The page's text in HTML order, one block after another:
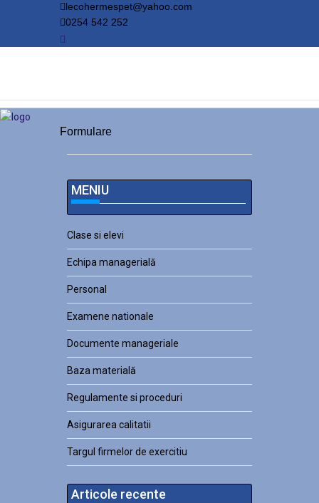
lecohermespet@yahoo.com
0254 542 252
Formulare
MENIU
Clase si elevi
Echipa managerială
Personal
Examene nationale
Documente manageriale
Baza materială
Regulamente si proceduri
Asigurarea calitatii
Targul firmelor de exercitiu
Articole recente